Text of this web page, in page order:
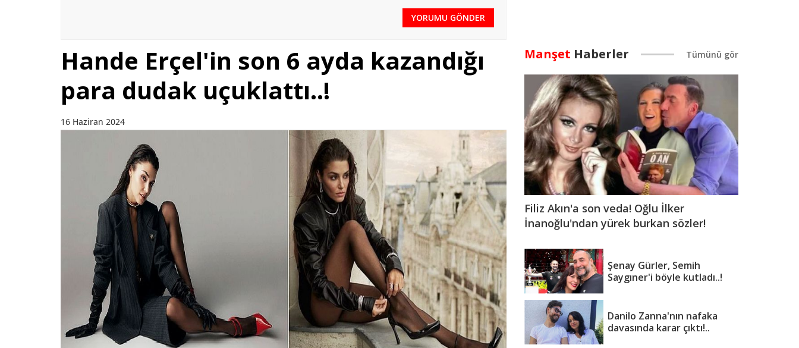
YORUMU GÖNDER
Hande Erçel'in son 6 ayda kazandığı
para dudak uçuklattı..!
16 Haziran 2024
Manşet Haberler
Filiz Akın'a son veda! Oğlu İlker
İnanoğlu'ndan yürek burkan sözler!
Şenay Gürler, Semih
Saygıner'i böyle kutladı..!
Danilo Zanna'nın nafaka
davasında karar çıktı!..